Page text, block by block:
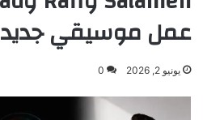
عمل موسيقي جديد
يونيو 2, 2026 0